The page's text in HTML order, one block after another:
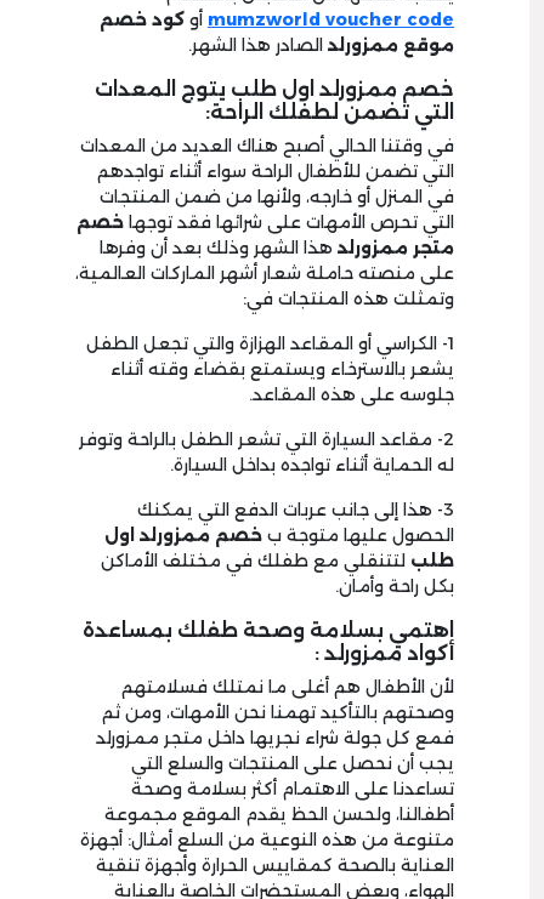
mumzworld voucher code أو كود خصم
موقع ممزورلد الصادر هذا الشهر.
خصم ممزورلد اول طلب يتوج المعدات
التي تضمن لطفلك الراحة:
في وقتنا الحالي أصبح هناك العديد من المعدات
التي تضمن للأطفال الراحة سواء أثناء تواجدهم
في المنزل أو خارجه، ولأنها من ضمن المنتجات
التي تحرص الأمهات على شرائها فقد توجها خصم
متجر ممزورلد هذا الشهر وذلك بعد أن وفرها
على منصته حاملة شعار أشهر الماركات العالمية،
وتمثلت هذه المنتجات في:
1- الكراسي أو المقاعد الهزازة والتي تجعل الطفل
يشعر بالاسترخاء ويستمتع بقضاء وقته أثناء
جلوسه على هذه المقاعد.
2- مقاعد السيارة التي تشعر الطفل بالراحة وتوفر
له الحماية أثناء تواجده بداخل السيارة.
3- هذا إلى جانب عربات الدفع التي يمكنك
الحصول عليها متوجة ب خصم ممزورلد اول
طلب لتتنقلي مع طفلك في مختلف الأماكن
بكل راحة وأمان.
اهتمي بسلامة وصحة طفلك بمساعدة
أكواد ممزورلد :
لأن الأطفال هم أغلى ما نمتلك فسلامتهم
وصحتهم بالتأكيد تهمنا نحن الأمهات، ومن ثم
فمع كل جولة شراء نجريها داخل متجر ممزورلد
يجب أن نحصل على المنتجات والسلع التي
تساعدنا على الاهتمام أكثر بسلامة وصحة
أطفالنا، ولحسن الحظ يقدم الموقع مجموعة
متنوعة من هذه النوعية من السلع أمثال: أجهزة
العناية بالصحة كمقاييس الحرارة وأجهزة تنقية
الهواء، وبعض المستحضرات الخاصة بالعناية